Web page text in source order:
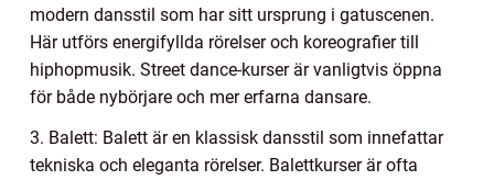
modern dansstil som har sitt ursprung i gatuscenen.
Här utförs energifyllda rörelser och koreografier till
hiphopmusik. Street dance-kurser är vanligtvis öppna
för både nybörjare och mer erfarna dansare.
3. Balett: Balett är en klassisk dansstil som innefattar
tekniska och eleganta rörelser. Balettkurser är ofta